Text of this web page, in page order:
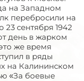
на Западном
перебросили на
сентября 1942
день в жарком
же время
в ряды
на Калининском
«За боевые